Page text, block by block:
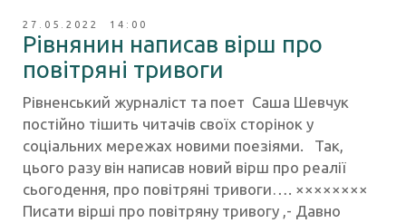
27.05.2022 14:00
Рівнянин написав вірш про
повітряні тривоги
Рівненський журналіст та поет Саша Шевчук
постійно тішить читачів своїх сторінок у
соціальних мережах новими поезіями. Так,
цього разу він написав новий вірш про реалії
сьогодення, про повітряні тривоги…. ××××××××
Писати вірші про повітряну тривогу ,- Давно